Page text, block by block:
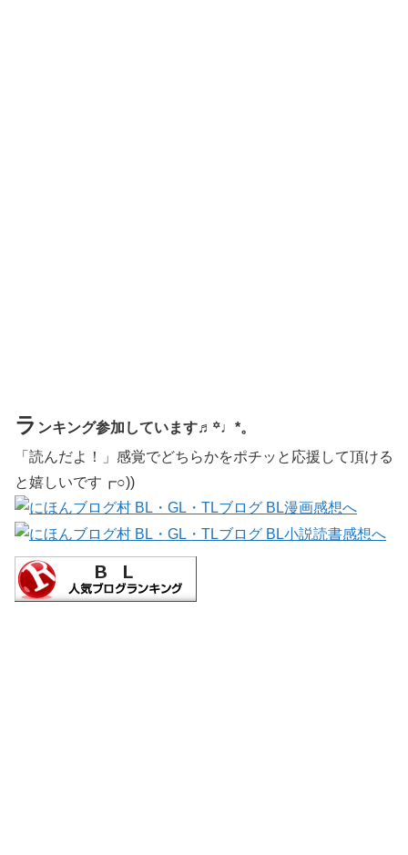
ラ ンキング参加しています♬꙳♩*。
「読んだよ！」感覚でどちらかをポチッと応援して頂ける
と嬉しいです┏○))